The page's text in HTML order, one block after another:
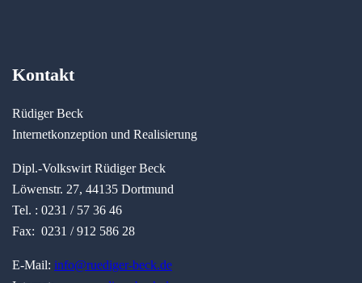
Kontakt
Rüdiger Beck
Internetkonzeption und Realisierung
Dipl.-Volkswirt Rüdiger Beck
Löwenstr. 27, 44135 Dortmund
Tel. : 0231 / 57 36 46
Fax: 0231 / 912 586 28
E-Mail: info@ruediger-beck.de